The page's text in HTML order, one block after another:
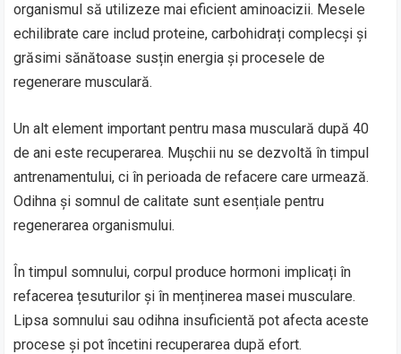
organismul să utilizeze mai eficient aminoacizii. Mesele
echilibrate care includ proteine, carbohidrați complecși și
grăsimi sănătoase susțin energia și procesele de
regenerare musculară.
Un alt element important pentru masa musculară după 40
de ani este recuperarea. Mușchii nu se dezvoltă în timpul
antrenamentului, ci în perioada de refacere care urmează.
Odihna și somnul de calitate sunt esențiale pentru
regenerarea organismului.
În timpul somnului, corpul produce hormoni implicați în
refacerea țesuturilor și în menținerea masei musculare.
Lipsa somnului sau odihna insuficientă pot afecta aceste
procese și pot încetini recuperarea după efort.